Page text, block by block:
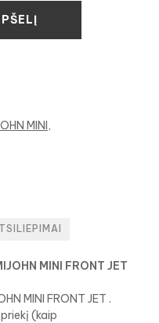
MINI
MINI FRONT JET
MINI FRONT JET .
(kaip